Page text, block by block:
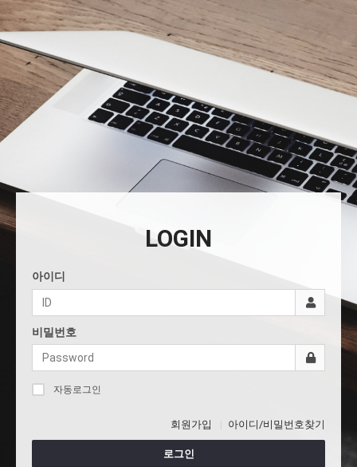
LOGIN
아이디
비밀번호
자동로그인
회원가입 아이디/비밀번호찾기
로그인